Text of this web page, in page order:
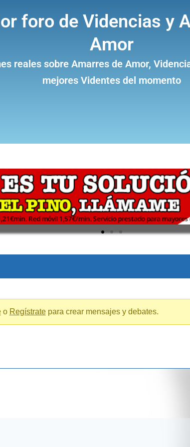
foro de Videncias y
Amor
reales sobre Amarres de Amor,
mejores Videntes del momento
o Regístratepara crear mensajes y debates.